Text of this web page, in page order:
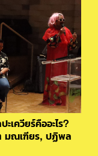
ควียร์คืออะไร?
มณเฑียร, ปฏิพล